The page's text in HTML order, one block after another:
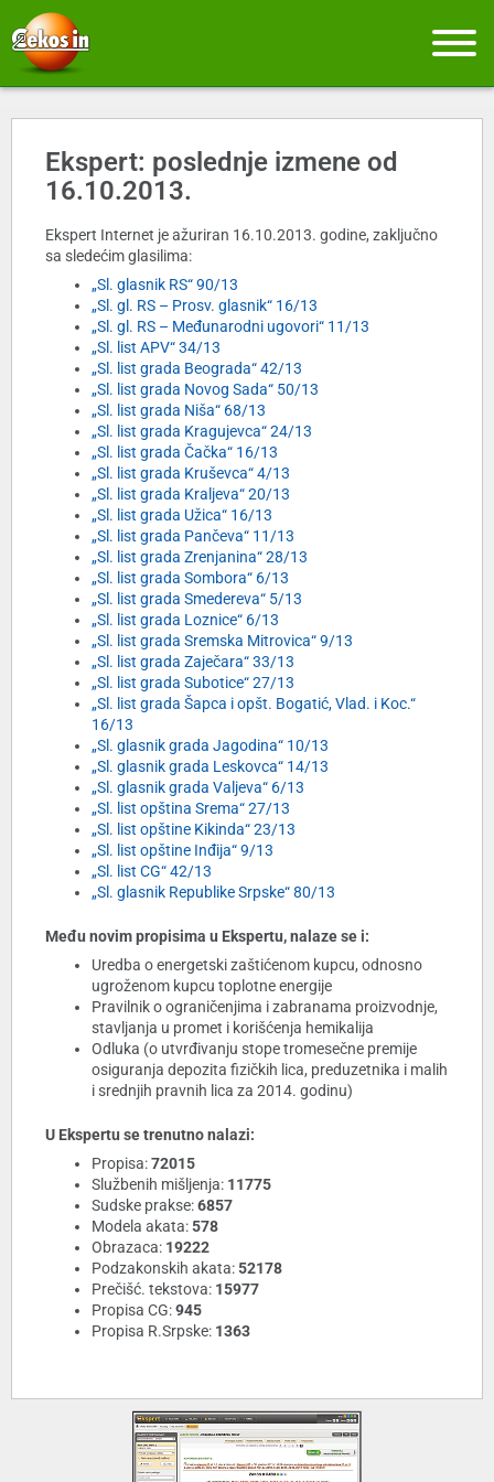
Ekspert: poslednje izmene od
16.10.2013.
Ekspert Internet je ažuriran 16.10.2013. godine, zaključno
sa sledećim glasilima:
„Sl. glasnik RS“ 90/13
„Sl. gl. RS – Prosv. glasnik“ 16/13
„Sl. gl. RS – Međunarodni ugovori“ 11/13
„Sl. list APV“ 34/13
„Sl. list grada Beograda“ 42/13
„Sl. list grada Novog Sada“ 50/13
„Sl. list grada Niša“ 68/13
„Sl. list grada Kragujevca“ 24/13
„Sl. list grada Čačka“ 16/13
„Sl. list grada Kruševca“ 4/13
„Sl. list grada Kraljeva“ 20/13
„Sl. list grada Užica“ 16/13
„Sl. list grada Pančeva“ 11/13
„Sl. list grada Zrenjanina“ 28/13
„Sl. list grada Sombora“ 6/13
„Sl. list grada Smedereva“ 5/13
„Sl. list grada Loznice“ 6/13
„Sl. list grada Sremska Mitrovica“ 9/13
„Sl. list grada Zaječara“ 33/13
„Sl. list grada Subotice“ 27/13
„Sl. list grada Šapca i opšt. Bogatić, Vlad. i Koc.“
16/13
„Sl. glasnik grada Jagodina“ 10/13
„Sl. glasnik grada Leskovca“ 14/13
„Sl. glasnik grada Valjeva“ 6/13
„Sl. list opština Srema“ 27/13
„Sl. list opštine Kikinda“ 23/13
„Sl. list opštine Inđija“ 9/13
„Sl. list CG“ 42/13
„Sl. glasnik Republike Srpske“ 80/13
Među novim propisima u Ekspertu, nalaze se i:
Uredba o energetski zaštićenom kupcu, odnosno
ugroženom kupcu toplotne energije
Pravilnik o ograničenjima i zabranama proizvodnje,
stavljanja u promet i korišćenja hemikalija
Odluka (o utvrđivanju stope tromesečne premije
osiguranja depozita fizičkih lica, preduzetnika i malih
i srednjih pravnih lica za 2014. godinu)
U Ekspertu se trenutno nalazi:
Propisa:72015
Službenih mišljenja: 11775
Sudske prakse:6857
Modela akata:578
Obrazaca: 19222
Podzakonskih akata:52178
Prečišć. tekstova: 15977
Propisa CG:945
Propisa R.Srpske: 1363